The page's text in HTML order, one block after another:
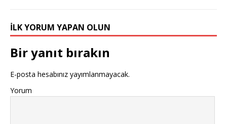
İLK YORUM YAPAN OLUN
Bir yanıt bırakın
E-posta hesabınız yayımlanmayacak.
Yorum